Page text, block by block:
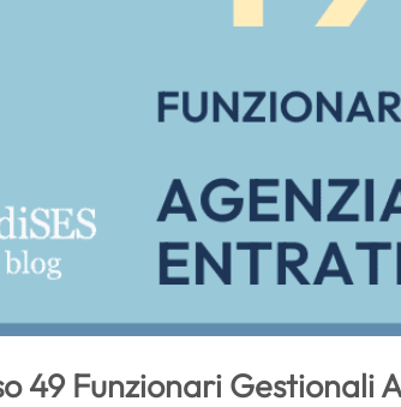
49 Funzionari Gestionali